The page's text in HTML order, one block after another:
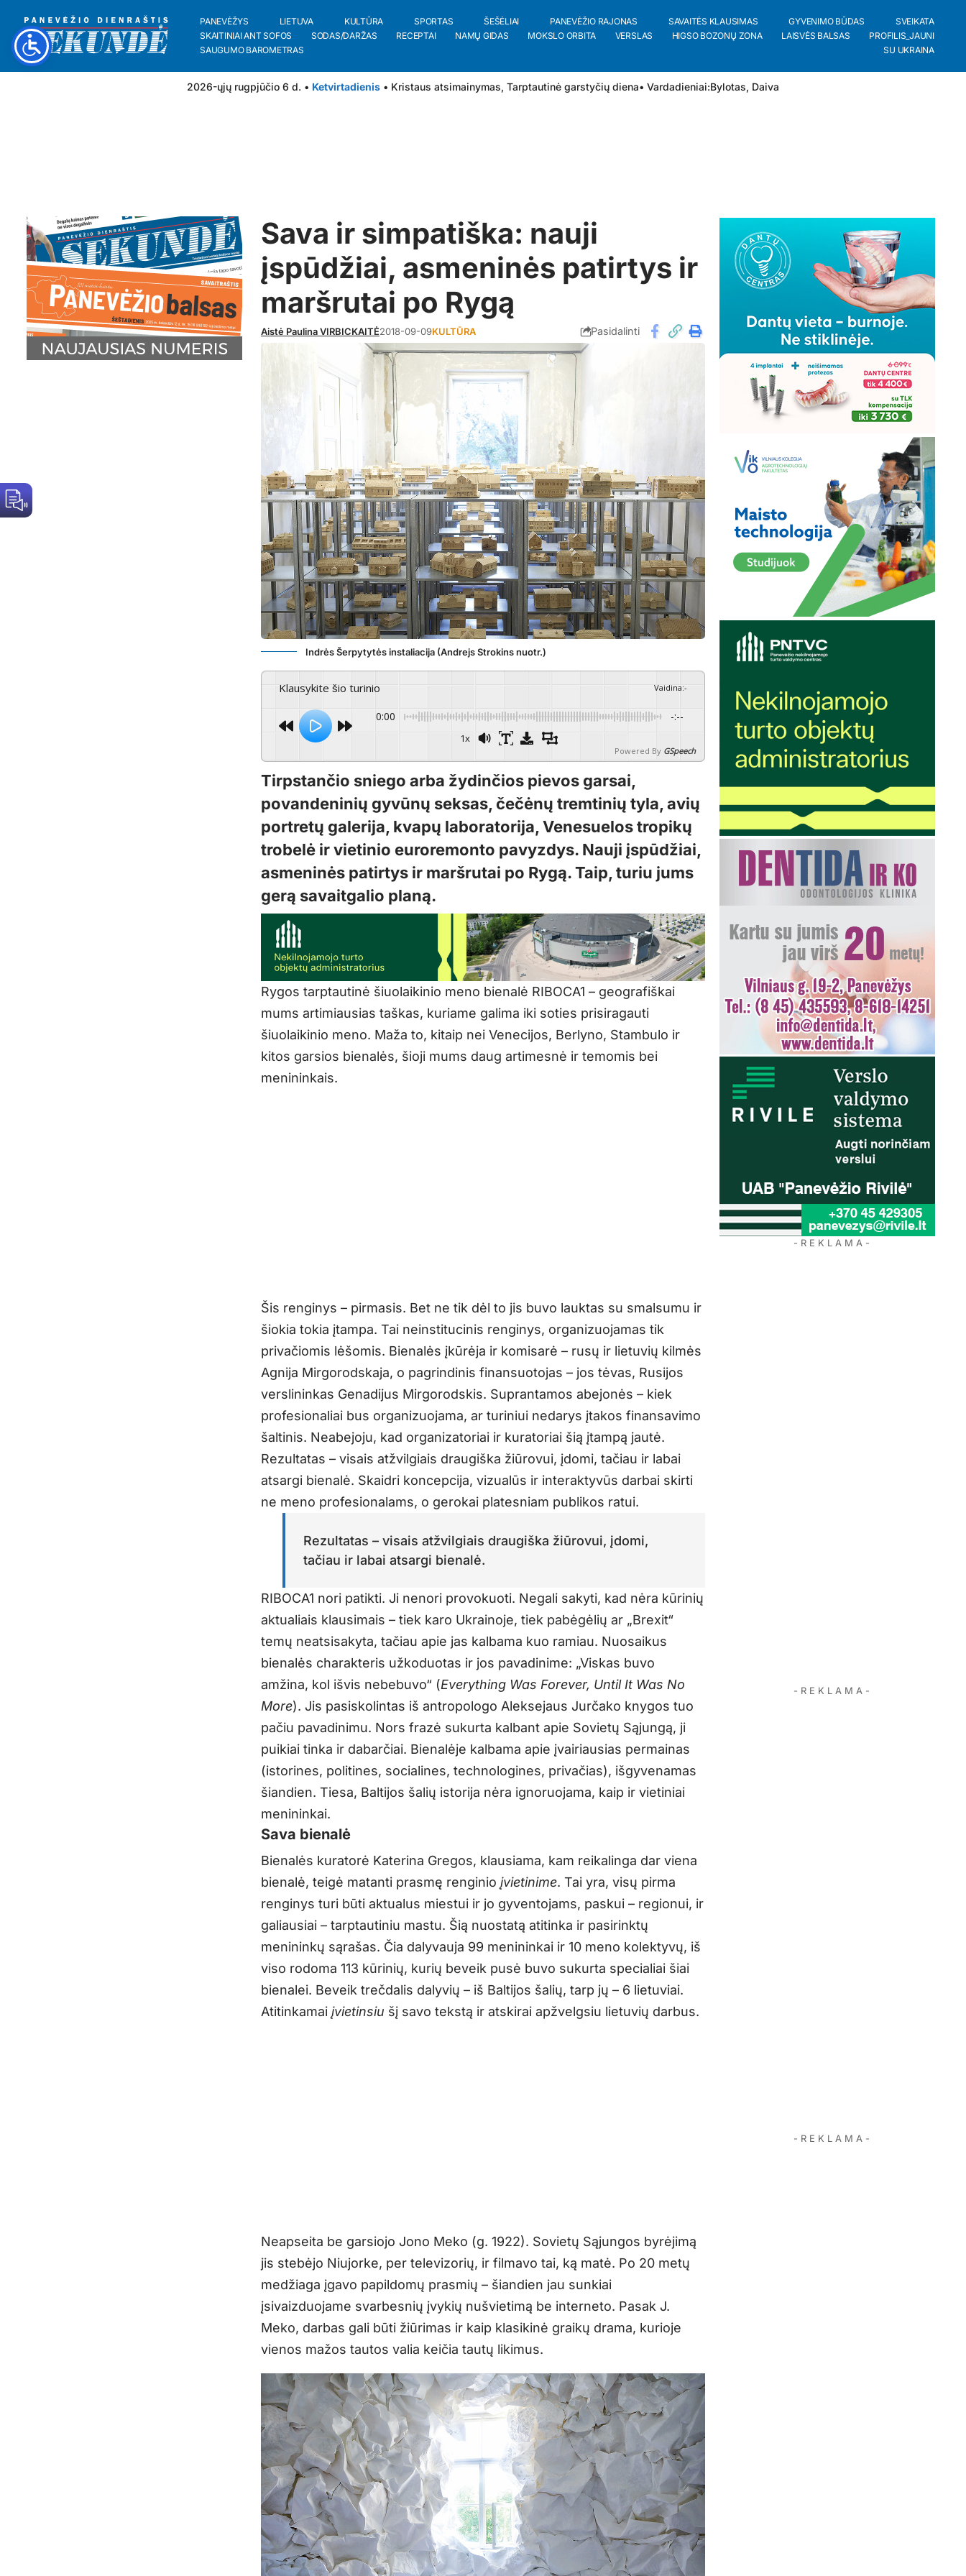
PANEVĖŽYS LIETUVA KULTŪRA SPORTAS ŠEŠĖLIAI PANEVĖŽIO RAJONAS SAVAITĖS KLAUSIMAS GYVENIMO BŪDAS
SVEIKATA
SKAITINIAI ANT SOFOS
SODAS/DARŽAS RECEPTAI NAMŲ GIDAS MOKSLO ORBITA VERSLAS HIGSO BOZONŲ ZONA LAISVĖS BALSAS
PROFILIS_JAUNI
SAUGUMO BAROMETRAS
SU UKRAINA
2026-ųjų rugpjūčio 6 d. • Ketvirtadienis • Kristaus atsimainymas, Tarptautinė garstyčių diena• Vardadieniai:Bylotas, Daiva
Sava ir simpatiška: nauji
įspūdžiai, asmeninės patirtys ir
maršrutai po Rygą
Aistė Paulina VIRBICKAITĖ2018-09-09KULTŪRA Pasidalinti
Indrės Šerpytytės instaliacija (Andrejs Strokins nuotr.)
Klausykite šio turinio Vaidina:-
0:00 -:--
1x
Powered By GSpeech
Tirpstančio sniego arba žydinčios pievos garsai,
povandeninių gyvūnų seksas, čečėnų tremtinių tyla, avių
portretų galerija, kvapų laboratorija, Venesuelos tropikų
trobelė ir vietinio euroremonto pavyzdys. Nauji įspūdžiai,
asmeninės patirtys ir maršrutai po Rygą. Taip, turiu jums
gerą savaitgalio planą.
Rygos tarptautinė šiuolaikinio meno bienalė RIBOCA1 – geografiškai
mums artimiausias taškas, kuriame galima iki soties prisiragauti
šiuolaikinio meno. Maža to, kitaip nei Venecijos, Berlyno, Stambulo ir
kitos garsios bienalės, šioji mums daug artimesnė ir temomis bei
menininkais.
Šis renginys – pirmasis. Bet ne tik dėl to jis buvo lauktas su smalsumu ir
šiokia tokia įtampa. Tai neinstitucinis renginys, organizuojamas tik
privačiomis lėšomis. Bienalės įkūrėja ir komisarė – rusų ir lietuvių kilmės
Agnija Mirgorodskaja, o pagrindinis finansuotojas – jos tėvas, Rusijos
verslininkas Genadijus Mirgorodskis. Suprantamos abejonės – kiek
profesionaliai bus organizuojama, ar turiniui nedarys įtakos finansavimo
šaltinis. Neabejoju, kad organizatoriai ir kuratoriai šią įtampą jautė.
Rezultatas – visais atžvilgiais draugiška žiūrovui, įdomi, tačiau ir labai
atsargi bienalė. Skaidri koncepcija, vizualūs ir interaktyvūs darbai skirti
ne meno profesionalams, o gerokai platesniam publikos ratui.
Rezultatas – visais atžvilgiais draugiška žiūrovui, įdomi,
tačiau ir labai atsargi bienalė.
RIBOCA1 nori patikti. Ji nenori provokuoti. Negali sakyti, kad nėra kūrinių
aktualiais klausimais – tiek karo Ukrainoje, tiek pabėgėlių ar „Brexit“
temų neatsisakyta, tačiau apie jas kalbama kuo ramiau. Nuosaikus
bienalės charakteris užkoduotas ir jos pavadinime: „Viskas buvo
amžina, kol išvis nebebuvo“ (Everything Was Forever, Until It Was No
More). Jis pasiskolintas iš antropologo Aleksejaus Jurčako knygos tuo
pačiu pavadinimu. Nors frazė sukurta kalbant apie Sovietų Sąjungą, ji
puikiai tinka ir dabarčiai. Bienalėje kalbama apie įvairiausias permainas
(istorines, politines, socialines, technologines, privačias), išgyvenamas
šiandien. Tiesa, Baltijos šalių istorija nėra ignoruojama, kaip ir vietiniai
menininkai.
Sava bienalė
Bienalės kuratorė Katerina Gregos, klausiama, kam reikalinga dar viena
bienalė, teigė matanti prasmę renginio įvietinime. Tai yra, visų pirma
renginys turi būti aktualus miestui ir jo gyventojams, paskui – regionui, ir
galiausiai – tarptautiniu mastu. Šią nuostatą atitinka ir pasirinktų
menininkų sąrašas. Čia dalyvauja 99 menininkai ir 10 meno kolektyvų, iš
viso rodoma 113 kūrinių, kurių beveik pusė buvo sukurta specialiai šiai
bienalei. Beveik trečdalis dalyvių – iš Baltijos šalių, tarp jų – 6 lietuviai.
Atitinkamai įvietinsiu šį savo tekstą ir atskirai apžvelgsiu lietuvių darbus.
Neapseita be garsiojo Jono Meko (g. 1922). Sovietų Sąjungos byrėjimą
jis stebėjo Niujorke, per televizorių, ir filmavo tai, ką matė. Po 20 metų
medžiaga įgavo papildomų prasmių – šiandien jau sunkiai
įsivaizduojame svarbesnių įvykių nušvietimą be interneto. Pasak J.
Meko, darbas gali būti žiūrimas ir kaip klasikinė graikų drama, kurioje
vienos mažos tautos valia keičia tautų likimus.
- R E K L A M A -
- R E K L A M A -
- R E K L A M A -